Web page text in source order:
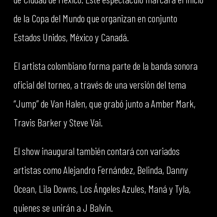
de la Copa del Mundo que organizan en conjunto
Estados Unidos, México y Canadá.
El artista colombiano forma parte de la banda sonora
oficial del torneo, a través de una versión del tema
“Jump” de Van Halen, que grabó junto a Amber Mark,
Travis Barker y Steve Vai.
El show inaugural también contará con variados
artistas como Alejandro Fernández, Belinda, Danny
Ocean, Lila Downs, Los Ángeles Azules, Maná y Tyla,
quienes se unirán a J Balvin.